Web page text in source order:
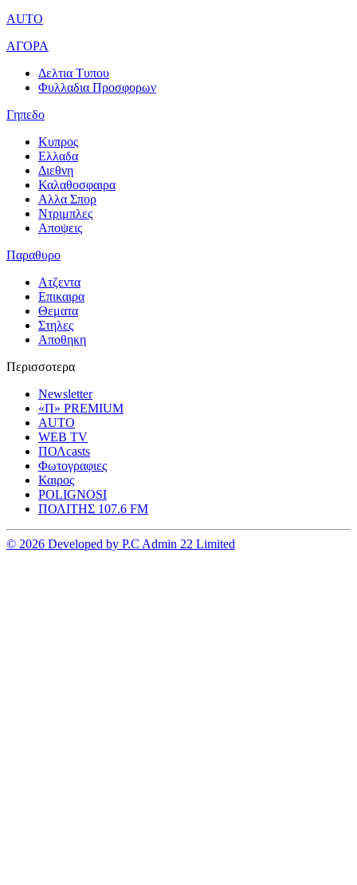
AUTO
ΑΓΟΡΑ
Δελτια Τυπου
Φυλλαδια Προσφορων
Γηπεδο
Κυπρος
Ελλαδα
Διεθνη
Καλαθοσφαιρα
Αλλα Σπορ
Ντριμπλες
Αποψεις
Παραθυρο
Ατζεντα
Επικαιρα
Θεματα
Στηλες
Αποθηκη
Περισσοτερα
Newsletter
«Π» PREMIUM
AUTO
WEB TV
ΠΟΛcasts
Φωτογραφιες
Καιρος
POLIGNOSI
ΠΟΛΙΤΗΣ 107.6 FM
© 2026 Developed by P.C Admin 22 Limited